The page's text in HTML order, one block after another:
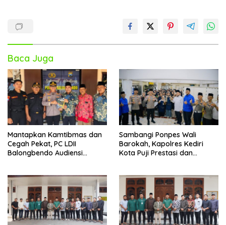
Baca Juga
Mantapkan Kamtibmas dan
Cegah Pekat, PC LDII
Balongbendo Audiensi
Sambangi Ponpes Wali
Barokah, Kapolres Kediri
Kota Puji Prestasi dan